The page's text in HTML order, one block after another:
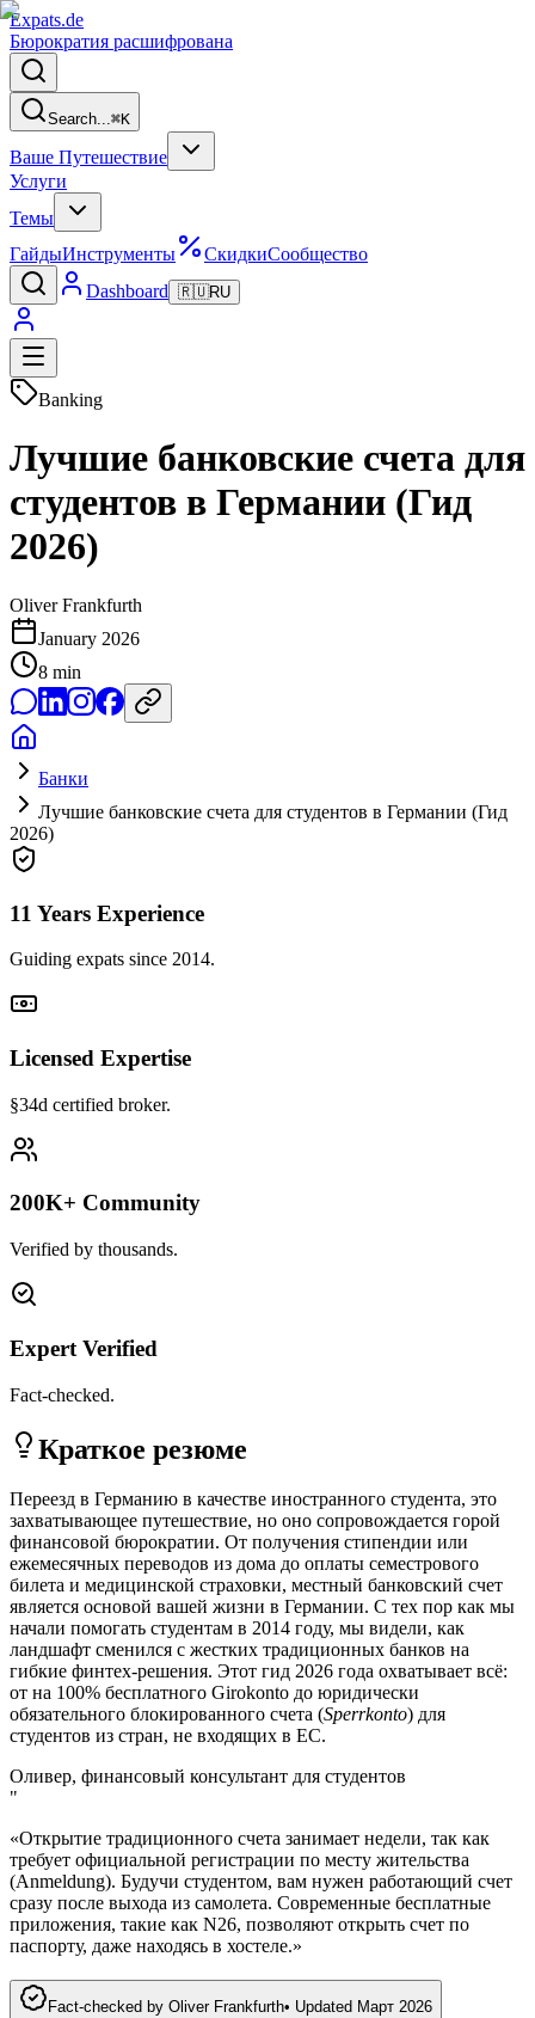
Expats.de
Бюрократия расшифрована
Search...⌘K
Ваше Путешествие
Услуги
Темы
ГайдыИнструменты СкидкиСообщество
Dashboard 🇷🇺RU
Banking
Лучшие банковские счета для
студентов в Германии (Гид
2026)
Oliver Frankfurth
January 2026
8 min
Банки
Лучшие банковские счета для студентов в Германии (Гид
2026)
11 Years Experience
Guiding expats since 2014.
Licensed Expertise
§34d certified broker.
200K+ Community
Verified by thousands.
Expert Verified
Fact-checked.
Краткое резюме
Переезд в Германию в качестве иностранного студента, это
захватывающее путешествие, но оно сопровождается горой
финансовой бюрократии. От получения стипендии или
ежемесячных переводов из дома до оплаты семестрового
билета и медицинской страховки, местный банковский счет
является основой вашей жизни в Германии. С тех пор как мы
начали помогать студентам в 2014 году, мы видели, как
ландшафт сменился с жестких традиционных банков на
гибкие финтех-решения. Этот гид 2026 года охватывает всё:
от на 100% бесплатного Girokonto до юридически
обязательного блокированного счета (Sperrkonto) для
студентов из стран, не входящих в ЕС.
Оливер, финансовый консультант для студентов
"
«Открытие традиционного счета занимает недели, так как
требует официальной регистрации по месту жительства
(Anmeldung). Будучи студентом, вам нужен работающий счет
сразу после выхода из самолета. Современные бесплатные
приложения, такие как N26, позволяют открыть счет по
паспорту, даже находясь в хостеле.»
Fact-checked by Oliver Frankfurth• Updated Март 2026